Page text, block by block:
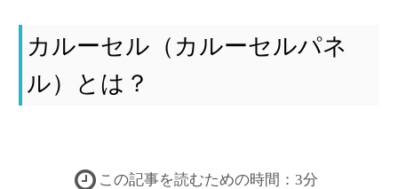
カルーセル（カルーセルパネ
ル）とは？
この記事を読むための時間：3分